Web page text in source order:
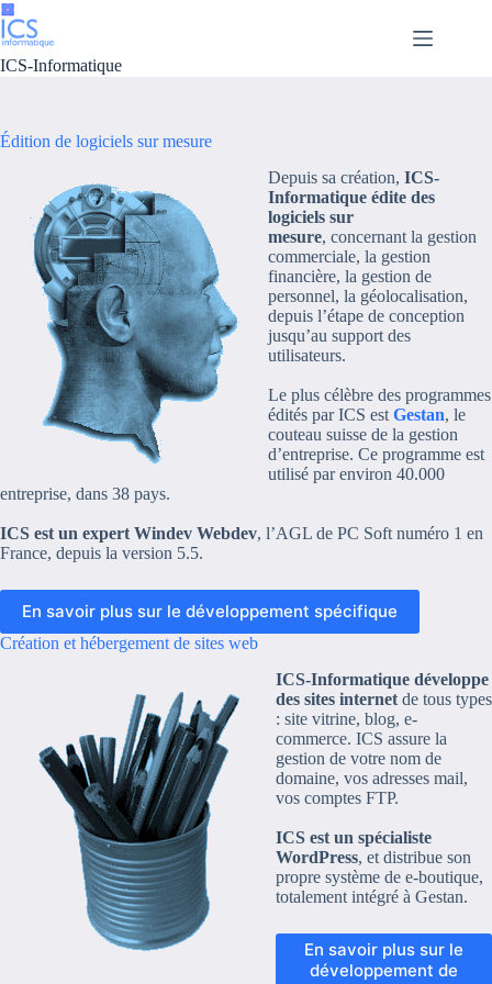
Passer
au
contenu
ICS-Informatique
Édition de logiciels sur mesure
Depuis sa création, ICS-
Informatique édite des
logiciels sur
mesure, concernant la gestion
commerciale, la gestion
financière, la gestion de
personnel, la géolocalisation,
depuis l’étape de conception
jusqu’au support des
utilisateurs.
Le plus célèbre des programmes
édités par ICS est Gestan, le
couteau suisse de la gestion
d’entreprise. Ce programme est
utilisé par environ 40.000
entreprise, dans 38 pays.
ICS est un expert Windev Webdev, l’AGL de PC Soft numéro 1 en
France, depuis la version 5.5.
En savoir plus sur le développement spécifique
Création et hébergement de sites web
ICS-Informatique développe
des sites internetde tous types
: site vitrine, blog, e-
commerce. ICS assure la
gestion de votre nom de
domaine, vos adresses mail,
vos comptes FTP.
ICS est un spécialiste
WordPress, et distribue son
propre système de e-boutique,
totalement intégré à Gestan.
En savoir plus sur le
développement de